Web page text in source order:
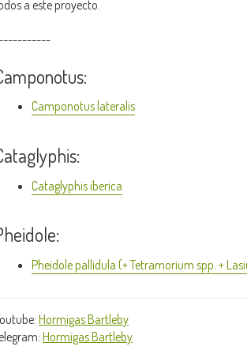
a este proyecto.
Camponotus lateralis
Cataglyphis iberica
Pheidole pallidula (+ Tetramorium spp. +
Hormigas Bartleby
Hormigas Bartleby